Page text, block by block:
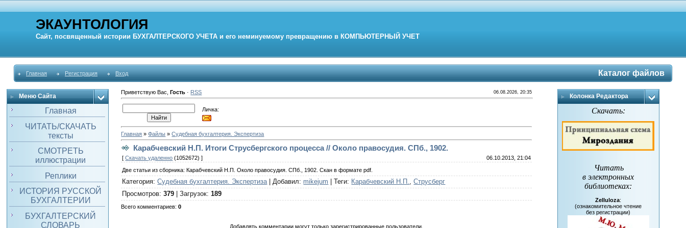
ЭКАУНТОЛОГИЯ
Сайт, посвященный истории БУХГАЛТЕРСКОГО УЧЕТА и его неминуемому превращению в КОМПЬЮТЕРНЫЙ УЧЕТ
Главная Регистрация Вход Каталог файлов
Меню Сайта
Главная
ЧИТАТЬ/СКАЧАТЬ
тексты
СМОТРЕТЬ
иллюстрации
Реплики
ИСТОРИЯ РУССКОЙ
БУХГАЛТЕРИИ
БУХГАЛТЕРСКИЙ
СЛОВАРЬ
Приветствую Вас ,Гость · RSS 06.08.2026, 20:35
Личка:
Главная »Файлы »Судебная бухгалтерия. Экспертиза
Карабчевский Н.П. Итоги Струсбергского процесса // Около правосудия. СПб., 1902.
[Скачать удаленно (1052672) ]
06.10.2013, 21:04
Две статьи из сборника: Карабчевский Н.П. Около правосудия. СПб., 1902. Скан в формате pdf.
Категория:Судебная бухгалтерия. Экспертиза|Добавил: mikejum |Теги: Карабчевский Н.П.,Струсберг
Просмотров:379 |Загрузок:189
Всего комментариев:0
Добавлять комментарии могут только зарегистрированные пользователи.
Колонка Редактора
Скачать:
Читать
в электронных
библиотеках:
Zelluloza:
(ознакомительное чтение
без регистрации)